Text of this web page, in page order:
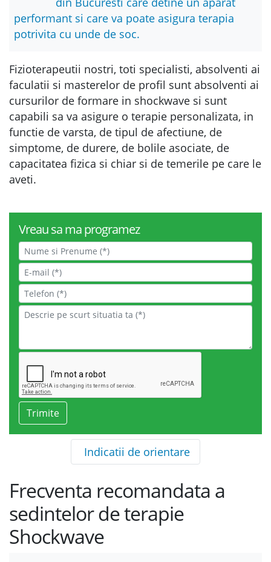
performant si care va poate asigura terapia
potrivita cu unde de soc.
Fizioterapeutii nostri, toti specialisti, absolventi ai
faculatii si masterelor de profil sunt absolventi ai
cursurilor de formare in shockwave si sunt
capabili sa va asigure o terapie personalizata, in
functie de varsta, de tipul de afectiune, de
simptome, de durere, de bolile asociate, de
capacitatea fizica si chiar si de temerile pe care le
aveti.
Vreau sa ma programez
Indicatii de orientare
Frecventa recomandata a
sedintelor de terapie
Shockwave